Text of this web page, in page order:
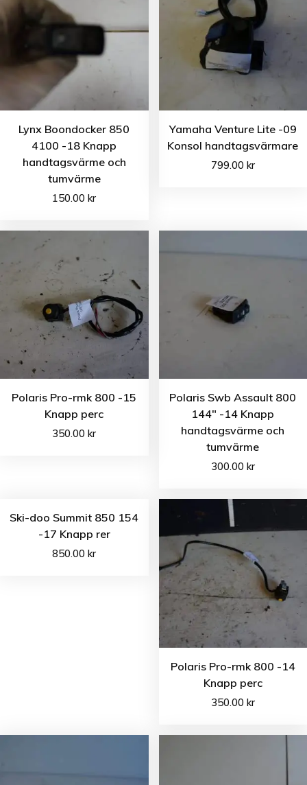
Lynx Boondocker 850
4100 -18 Knapp
handtagsvärme och
tumvärme
150.00kr
Yamaha Venture Lite -09
Konsol handtagsvärmare
799.00 kr
Polaris Pro-rmk 800 -15
Knapp perc
350.00kr
Polaris Swb Assault 800
144″ -14 Knapp
handtagsvärme och
tumvärme
300.00 kr
Ski-doo Summit 850 154
-17 Knapp rer
850.00kr
Polaris Pro-rmk 800 -14
Knapp perc
350.00 kr